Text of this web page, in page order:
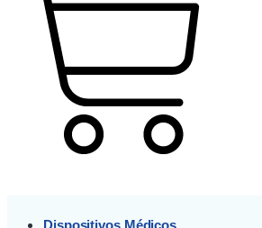
Dispositivos Médicos